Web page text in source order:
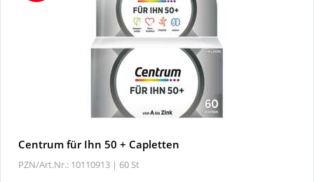
Centrum für Ihn 50 + Capletten
PZN/Art.Nr.: 10110913 | 60 St